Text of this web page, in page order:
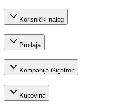
Korisnički nalog
Prodaja
Kompanija Gigatron
Kupovina